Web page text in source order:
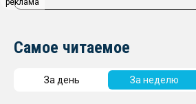
реклама
Самое читаемое
За день За неделю